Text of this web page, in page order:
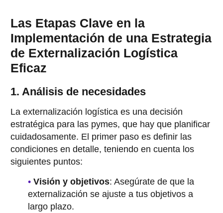
Las Etapas Clave en la
Implementación de una Estrategia
de Externalización Logística
Eficaz
1. Análisis de necesidades
La externalización logística es una decisión
estratégica para las pymes, que hay que planificar
cuidadosamente. El primer paso es definir las
condiciones en detalle, teniendo en cuenta los
siguientes puntos:
Visión y objetivos: Asegúrate de que la
externalización se ajuste a tus objetivos a
largo plazo.